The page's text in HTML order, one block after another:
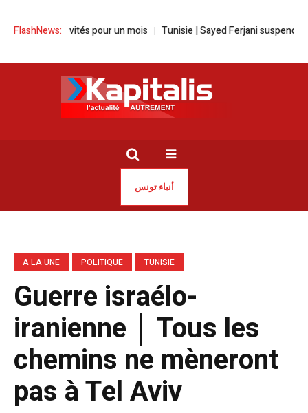
FlashNews:
activités pour un mois Tunisie | Sayed Ferjani suspend sa grève
أنباء تونس
A LA UNE POLITIQUE TUNISIE
Guerre israélo-
iranienne │ Tous les
chemins ne mèneront
pas à Tel Aviv